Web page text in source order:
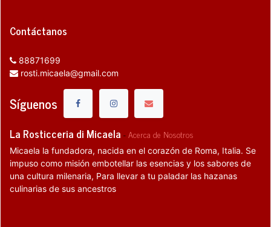
Contáctanos
88871699
rosti.micaela@gmail.com
Síguenos
La Rosticceria di Micaela -Acerca de Nosotros
Micaela la fundadora, nacida en el corazón de Roma, Italia. Se
impuso como misión embotellar las esencias y los sabores de
una cultura milenaria, Para llevar a tu paladar las hazanas
culinarias de sus ancestros